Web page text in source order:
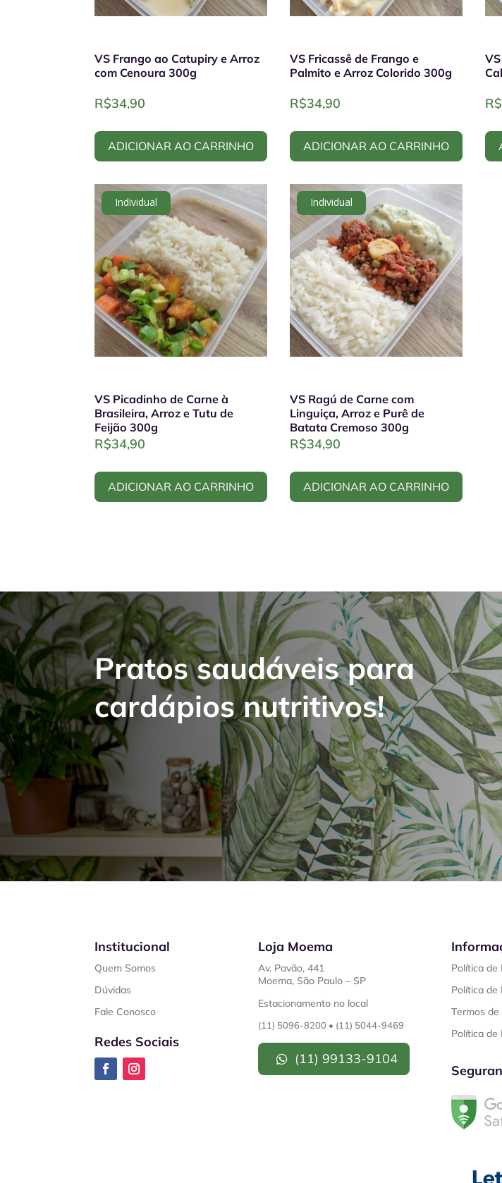
VS Frango ao Catupiry e Arroz
com Cenoura 300g
R$34,90
ADICIONAR AO CARRINHO
VS Fricassê de Frango e
Palmito e Arroz Colorido 300g
R$34,90
ADICIONAR AO CARRINHO
R$
Individual
VS Picadinho de Carne à
Brasileira, Arroz e Tutu de
Feijão 300g
R$34,90
ADICIONAR AO CARRINHO
Individual
VS Ragú de Carne com
Linguiça, Arroz e Purê de
Batata Cremoso 300g
R$34,90
ADICIONAR AO CARRINHO
Pratos saudáveis para
cardápios nutritivos!
Institucional
Quem Somos
Dúvidas
Fale Conosco
Redes Sociais
Loja Moema
Av. Pavão, 441
Moema, São Paulo – SP
Estacionamento no local
(11) 5096-8200 • (11) 5044-9469
(11) 99133-9104
Política de
Política de
Termos de
Política de